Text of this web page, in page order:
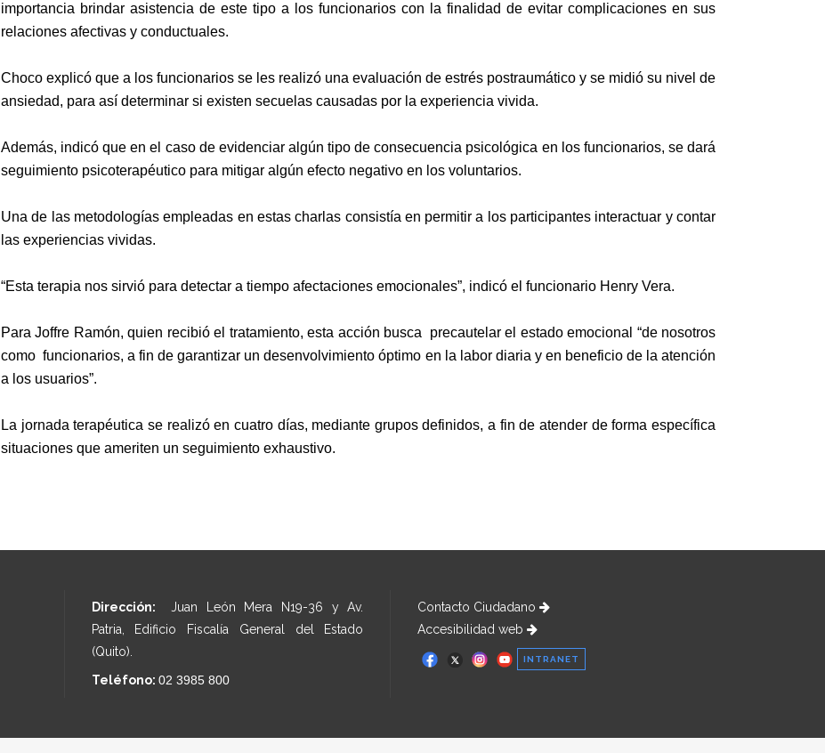
importancia brindar asistencia de este tipo a los funcionarios con la finalidad de evitar complicaciones en sus
relaciones afectivas y conductuales.
Choco explicó que a los funcionarios se les realizó una evaluación de estrés postraumático y se midió su nivel de
ansiedad, para así determinar si existen secuelas causadas por la experiencia vivida.
Además, indicó que en el caso de evidenciar algún tipo de consecuencia psicológica en los funcionarios, se dará
seguimiento psicoterapéutico para mitigar algún efecto negativo en los voluntarios.
Una de las metodologías empleadas en estas charlas consistía en permitir a los participantes interactuar y contar
las experiencias vividas.
“Esta terapia nos sirvió para detectar a tiempo afectaciones emocionales”, indicó el funcionario Henry Vera.
ParaJoffre Ramón, quien recibió el tratamiento, esta acción busca precautelar el estado emocional “de nosotros
como funcionarios, a fin de garantizar un desenvolvimiento óptimo en la labor diaria y en beneficio de la atención
a los usuarios”.
La jornada terapéutica se realizó en cuatro días, mediante grupos definidos, a fin de atender de forma específica
situaciones que ameriten un seguimiento exhaustivo.
Dirección: Juan León Mera N19-36 y Av.
Patria, Edificio Fiscalía General del Estado
(Quito).
Teléfono: 02 3985 800
Contacto Ciudadano
Accesibilidad web
INTRANET